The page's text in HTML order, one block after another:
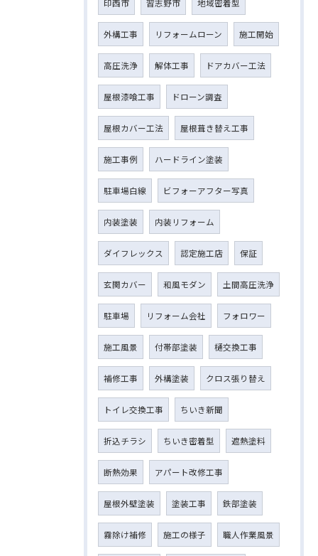
印西市 習志野市 地域密着型
外構工事 リフォームローン 施工開始
高圧洗浄 解体工事 ドアカバー工法
屋根漆喰工事 ドローン調査
屋根カバー工法 屋根葺き替え工事
施工事例 ハードライン塗装
駐車場白線 ビフォーアフター写真
内装塗装 内装リフォーム
ダイフレックス 認定施工店 保証
玄関カバー 和風モダン 土間高圧洗浄
駐車場 リフォーム会社 フォロワー
施工風景 付帯部塗装 樋交換工事
補修工事 外構塗装 クロス張り替え
トイレ交換工事 ちいき新聞
折込チラシ ちいき密着型 遮熱塗料
断熱効果 アパート改修工事
屋根外壁塗装 塗装工事 鉄部塗装
霧除け補修 施工の様子 職人作業風景